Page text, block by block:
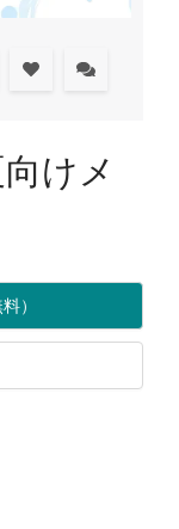
けメ
）